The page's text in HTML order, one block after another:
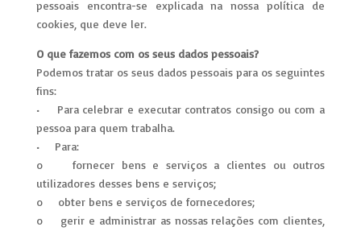
pessoais encontra-se explicada na nossa política de
cookies, que deve ler.
O que fazemos com os seus dados pessoais?
Podemos tratar os seus dados pessoais para os seguintes
fins:
• Para celebrar e executar contratos consigo ou com a
pessoa para quem trabalha.
• Para:
o fornecer bens e serviços a clientes ou outros
utilizadores desses bens e serviços;
o obter bens e serviços de fornecedores;
o gerir e administrar as nossas relações com clientes,